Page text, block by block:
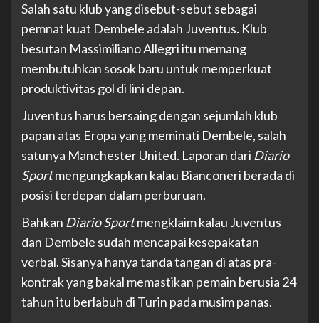
Salah satu klub yang disebut-sebut sebagai
pemnat kuat Dembele adalah Juventus. Klub
besutan Massimiliano Allegri itu memang
membutuhkan sosok baru untuk memperkuat
produktivitas gol di lini depan.
Juventus harus bersaing dengan sejumlah klub
papan atas Eropa yang meminati Dembele, salah
satunya Manchester United. Laporan dari Diario
Sportmengungkapkan kalau Bianconeri berada di
posisi terdepan dalam perburuan.
Bahkan Diario Sportmengklaim kalau Juventus
dan Dembele sudah mencapai kesepakatan
verbal. Sisanya hanya tanda tangan di atas pra-
kontrak yang bakal memastikan pemain berusia 24
tahun itu berlabuh di Turin pada musim panas.